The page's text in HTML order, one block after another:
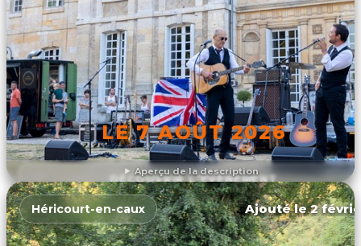
Aperçu de la description
LE 7 AOÛT 2026
DÉCOUVRIR L'ÉVÉNEMENT
Héricourt-en-caux Ajouté le 2